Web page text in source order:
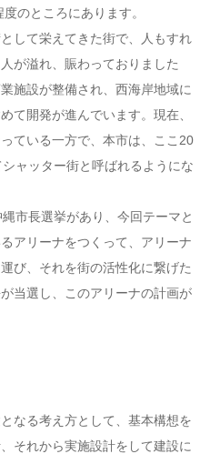
のところにあります。
して栄えてきた街で、人もすれ
が溢れ、賑わっておりました
施設が整備され、西海岸地域に
て開発が進んでいます。現在、
ている一方で、本市は、ここ20
ャッター街と呼ばれるようにな
市長選挙があり、今回テーマと
アリーナをつくって、アリーナ
び、それを街の活性化に繋げた
当選し、このアリーナの計画が
なる考え方として、基本構想を
それから実施設計をして建設に